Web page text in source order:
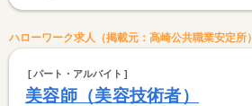
ハローワーク求人（掲載元：高崎公共職業安定所）
パート・アルバイト
美容師（美容技術者）